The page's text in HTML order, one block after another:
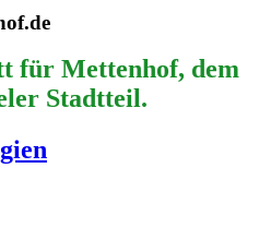
für Mettenhof, dem
Stadtteil.